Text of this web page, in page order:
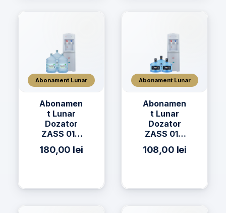
Abonament Lunar
Abonamen
t Lunar
Dozator
ZASS 01C
AQUAVIA
180,00 lei
Abonament Lunar
Abonamen
t Lunar
Dozator
ZASS 01C
h2on 11L
108,00 lei